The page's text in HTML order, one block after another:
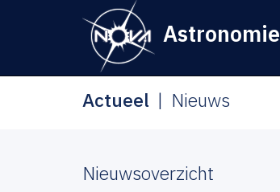
Astronomie
Actueel Nieuws
Nieuwsoverzicht